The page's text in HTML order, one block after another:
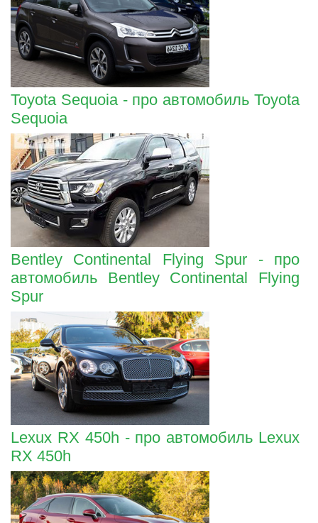
Toyota Sequoia - про автомобиль Toyota
Sequoia
Bentley Continental Flying Spur - про
автомобиль Bentley Continental Flying
Spur
Lexux RX 450h - про автомобиль Lexux
RX 450h